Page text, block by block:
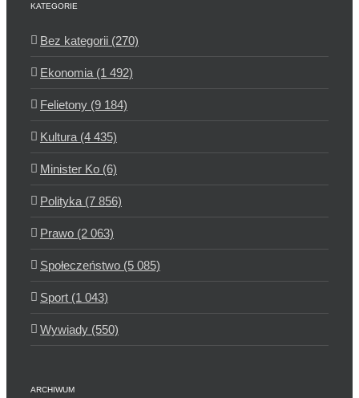
KATEGORIE
Bez kategorii (270)
Ekonomia (1 492)
Felietony (9 184)
Kultura (4 435)
Minister Ko (6)
Polityka (7 856)
Prawo (2 063)
Społeczeństwo (5 085)
Sport (1 043)
Wywiady (550)
ARCHIWUM